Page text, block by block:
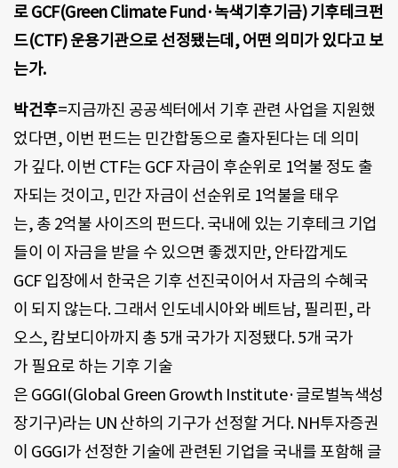
로 GCF(Green Climate Fund·녹색기후기금) 기후테크펀
드(CTF) 운용기관으로 선정됐는데, 어떤 의미가 있다고 보
는가.
박건후=지금까진 공공섹터에서 기후 관련 사업을 지원했
었다면, 이번 펀드는 민간합동으로 출자된다는 데 의미
가 깊다. 이번 CTF는 GCF 자금이 후순위로 1억불 정도 출
자되는 것이고, 민간 자금이 선순위로 1억불을 태우
는, 총 2억불 사이즈의 펀드다. 국내에 있는 기후테크 기업
들이 이 자금을 받을 수 있으면 좋겠지만, 안타깝게도
GCF 입장에서 한국은 기후 선진국이어서 자금의 수혜국
이 되지 않는다. 그래서 인도네시아와 베트남, 필리핀, 라
오스, 캄보디아까지 총 5개 국가가 지정됐다. 5개 국가
가 필요로 하는 기후 기술
은 GGGI(Global Green Growth Institute·글로벌녹색성
장기구)라는 UN 산하의 기구가 선정할 거다. NH투자증권
이 GGGI가 선정한 기술에 관련된 기업을 국내를 포함해 글